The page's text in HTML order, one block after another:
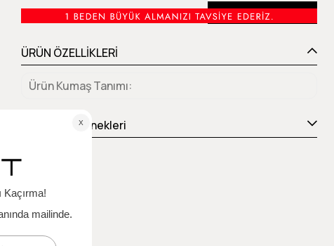
Beden Tablosu
ÜRÜN ÖZELLİKLERİ
Ürün Kumaş Tanımı
Ödeme Seçenekleri